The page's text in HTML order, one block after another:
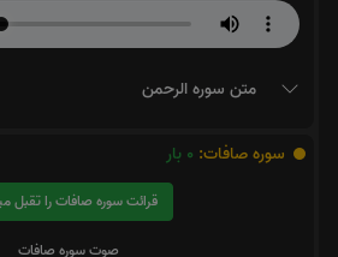
متن سوره الرحمن
سوره صافات: 0 بار
قرائت سوره صافات را تقبل میکنم
صوت سوره صافات